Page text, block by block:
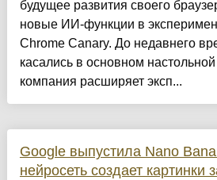
будущее развития своего
новые ИИ-функции в
Chrome Canary. До недавнего
касались в основном
компания расширяет эксп...
Google выпустила Nano
нейросеть создает картинки